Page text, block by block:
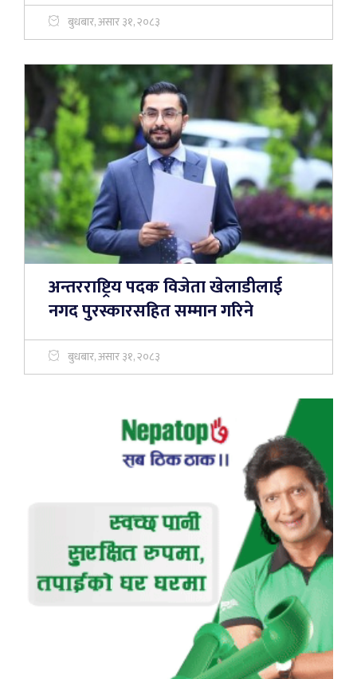
बुधबार, असार ३१, २०८३
अन्तरराष्ट्रिय पदक विजेता खेलाडीलाई
नगद पुरस्कारसहित सम्मान गरिने
बुधबार, असार ३१, २०८३